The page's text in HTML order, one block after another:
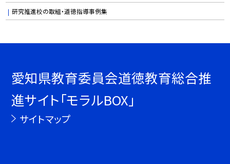
研究推進校の取組・道徳指導事例集
愛知県教育委員会道徳教育総合推
進サイト「モラルBOX」
サイトマップ